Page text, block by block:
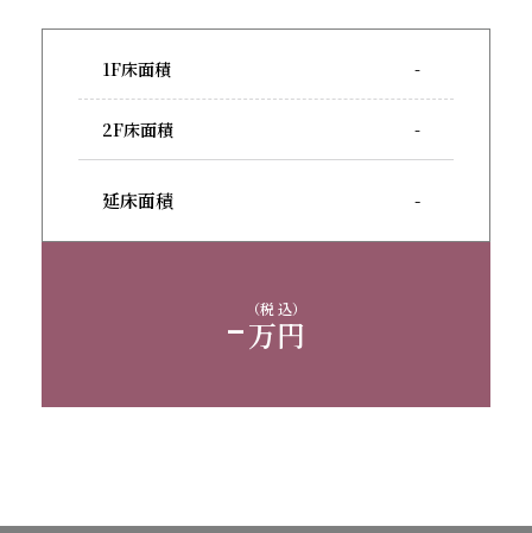
1F床面積 -
2F床面積 -
延床面積 -
-万円
（税 込）